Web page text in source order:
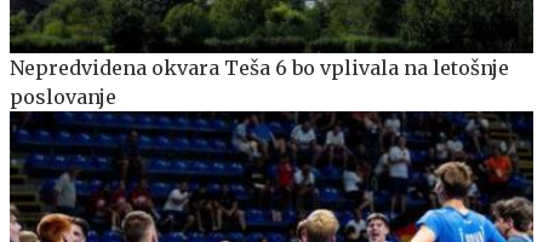
Nepredvidena okvara Teša 6 bo vplivala na letošnje
poslovanje